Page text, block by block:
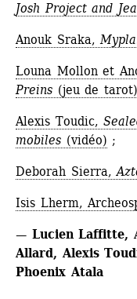
Josh Project and
Anouk Sraka,
Louna Mollon et
Preins (jeu de tarot)
Alexis Toudic,
mobiles (vidéo) ;
Deborah Sierra,
Isis Lherm,
— Lucien Laffitte,
Allard, Alexis
Phoenix Atala